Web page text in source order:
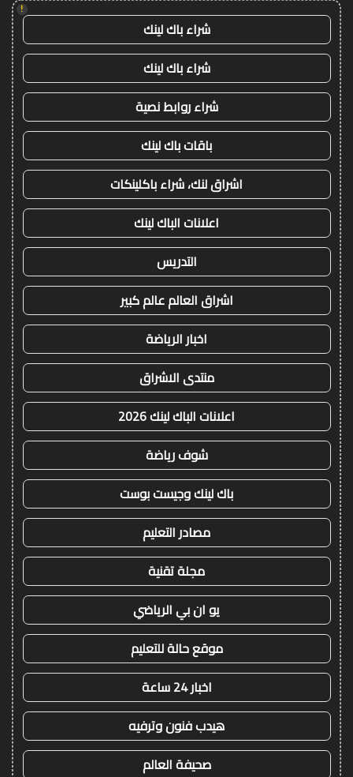
!
شراء باك لينك
شراء باك لينك
شراء روابط نصية
باقات باك لينك
اشراق لنك، شراء باكلينكات
اعلانات الباك لينك
التدريس
اشراق العالم عالم كبير
اخبار الرياضة
منتدى الاشراق
اعلانات الباك لينك 2026
شوف رياضة
باك لينك وجيست بوست
مصادر التعليم
مجلة تقنية
يو ان بي الرياضي
موقع حالة للتعليم
اخبار 24 ساعة
هيدب فنون وترفيه
صحيفة العالم